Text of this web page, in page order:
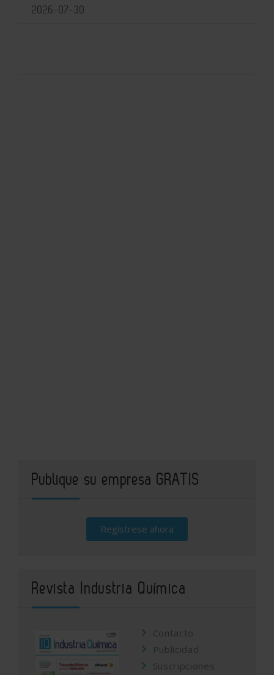
2026-07-30
Publique su empresa GRATIS
Regístrese ahora
Revista Industria Química
Contacto
Publicidad
Suscripciones